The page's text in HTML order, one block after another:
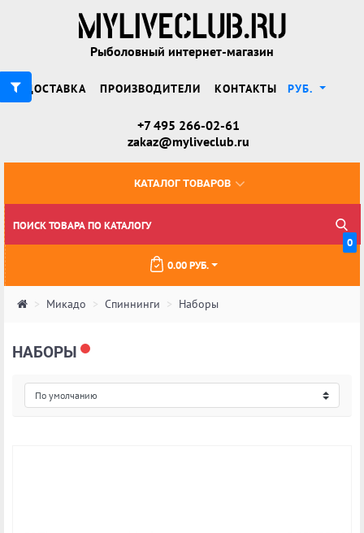
Рыболовный интернет-магазин
ДОСТАВКА ПРОИЗВОДИТЕЛИ КОНТАКТЫ РУБ.
+7 495 266-02-61
zakaz@myliveclub.ru
КАТАЛОГ ТОВАРОВ
0
0.00 РУБ.
Микадо Спиннинги Наборы
НАБОРЫ